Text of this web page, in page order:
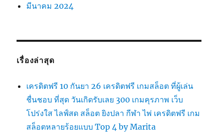
มีนาคม 2024
เรื่องล่าสุด
เครดิตฟรี 10 กันยา 26 เครดิตฟรี เกมสล็อต ที่ผู้เล่น
ชื่นชอบ ที่สุด วันเกิดรับเลย 300 เกมคุรภาพ เว็บ
โปร่งใส ไลฟ์สด สล็อต ยิงปลา กีฬา ไพ่ เครดิตฟรี เกม
สล็อตหลายร้อยแบบ Top 4 by Marita